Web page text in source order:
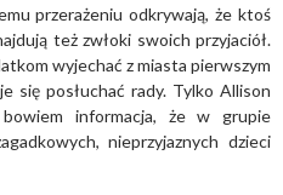
przerażeniu odkrywają, że ktoś
też zwłoki swoich przyjaciół.
wyjechać z miasta pierwszym
się posłuchać rady. Tylko Allison
informacja, że w grupie
nieprzyjaznych dzieci